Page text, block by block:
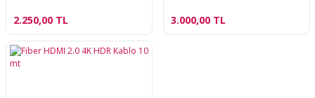
2.250,00 TL 3.000,00 TL